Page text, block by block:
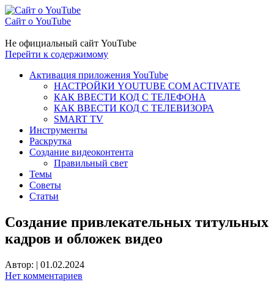
Сайт о YouTube
Не официальный сайт YouTube
Перейти к содержимому
Активация приложения YouTube
НАСТРОЙКИ YOUTUBE COM ACTIVATE
КАК ВВЕСТИ КОД С ТЕЛЕФОНА
КАК ВВЕСТИ КОД С ТЕЛЕВИЗОРА
SMART TV
Инструменты
Раскрутка
Создание видеоконтента
Правильный свет
Темы
Советы
Статьи
Создание привлекательных титульных
кадров и обложек видео
Автор: | 01.02.2024
Нет комментариев